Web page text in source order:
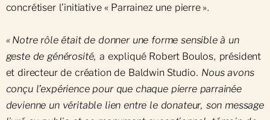
concrétiser l’initiative « Parrainez une pierre ».
« Notre rôle était de donner une forme sensible à un
geste de générosité, a expliqué Robert Boulos, président
et directeur de création de Baldwin Studio. Nous avons
conçu l’expérience pour que chaque pierre parrainée
devienne un véritable lien entre le donateur, son message